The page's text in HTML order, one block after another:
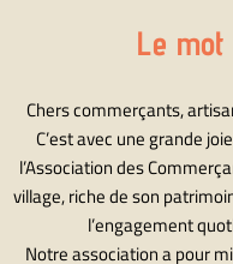
Le
Chers commerçants,
C’est avec une grande
l’Association des
village, riche de son
l’engagement
Notre association a pour